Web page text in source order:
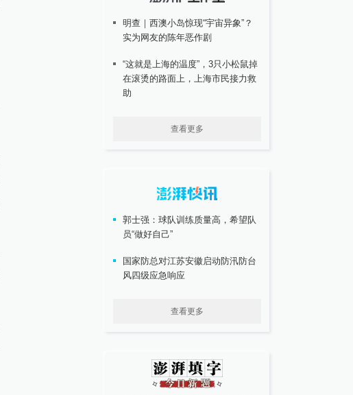
明查｜西澳小岛惊现“宇宙异象”？
实为网友的陈年恶作剧
“这就是上海的温度”，3只小松鼠掉
在滚烫的路面上，上海市民接力救
助
查看更多
郭士强：球队训练质量高，希望队
员“做好自己”
国家防总对江苏安徽启动防汛防台
风四级应急响应
查看更多